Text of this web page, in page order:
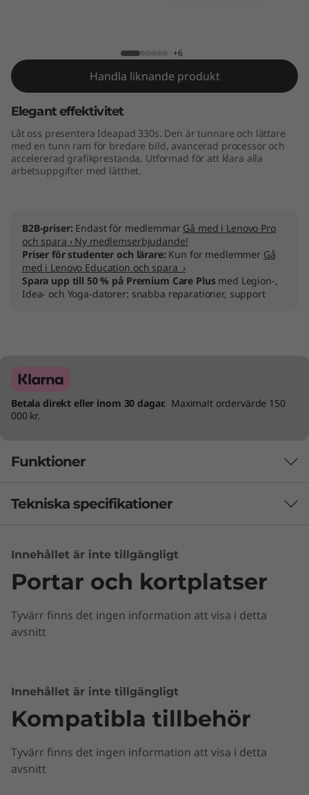
e
+6
Handla liknande produkt
Elegant effektivitet
Låt oss presentera Ideapad 330s. Den är tunnare och lättare
med en tunn ram för bredare bild, avancerad processor och
accelererad grafikprestanda. Utformad för att klara alla
arbetsuppgifter med lätthet.
B2B-priser: Endast för medlemmar Gå med i Lenovo Pro
och spara › Ny medlemserbjudande!
Priser för studenter och lärare: Kun for medlemmer Gå
med i Lenovo Education och spara ›
Spara upp till 50 % på Premium Care Plusmed Legion-,
Idea- och Yoga-datorer: snabba reparationer, support
Betala direkt eller inom 30 dagar. Maximalt ordervärde 150
000 kr.
Funktioner
Enkel, elegant och förstklassig
med ett elegant chassi med lock i polerad
aluminium. Välj bland fyra sofistikerade ton-i-
Tekniska specifikationer
Prestanda
Processor
Operating System
Graphic Card
Up to 4 GB onboard DDR4 + 8 GB SODIMM memory;
optional 16 GB Intel® Optane™
Innehållet är inte tillgängligt
Portar och kortplatser
Tyvärr finns det ingen information att visa i detta
avsnitt
Innehållet är inte tillgängligt
Kompatibla tillbehör
Tyvärr finns det ingen information att visa i detta
avsnitt